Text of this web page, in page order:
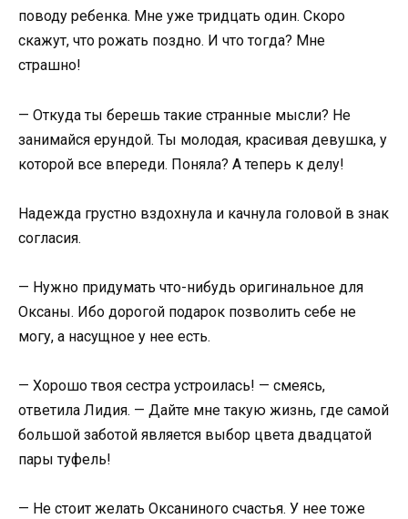
поводу ребенка. Мне уже тридцать один. Скоро
скажут, что рожать поздно. И что тогда? Мне
страшно!
— Откуда ты берешь такие странные мысли? Не
занимайся ерундой. Ты молодая, красивая девушка, у
которой все впереди. Поняла? А теперь к делу!
Надежда грустно вздохнула и качнула головой в знак
согласия.
— Нужно придумать что-нибудь оригинальное для
Оксаны. Ибо дорогой подарок позволить себе не
могу, а насущное у нее есть.
— Хорошо твоя сестра устроилась! — смеясь,
ответила Лидия. — Дайте мне такую жизнь, где самой
большой заботой является выбор цвета двадцатой
пары туфель!
— Не стоит желать Оксаниного счастья. У нее тоже